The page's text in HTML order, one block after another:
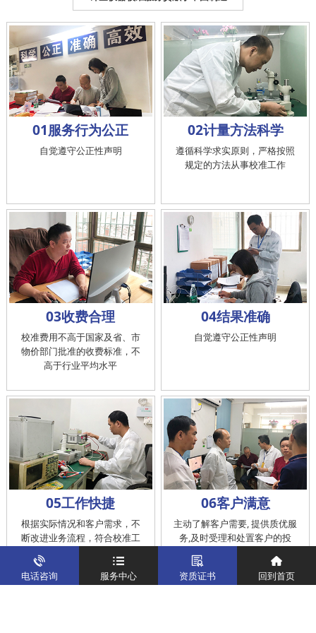
01服务行为公正
自觉遵守公正性声明
02计量方法科学
遵循科学求实原则，严格按照
规定的方法从事校准工作
03收费合理
校准费用不高于国家及省、市
物价部门批准的收费标准，不
高于行业平均水平
04结果准确
自觉遵守公正性声明
05工作快捷
根据实际情况和客户需求，不
断改进业务流程，符合校准工
作在服务的时间标准内完成
06客户满意
主动了解客户需要, 提供质优服
务,及时受理和处置客户的投
诉，提供快捷、方便的后续服
电话咨询 服务中心 资质证书 回到首页